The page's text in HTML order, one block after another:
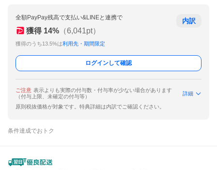
全額PayPay残高で支払い&LINEと連携で
獲得 14% （6,041pt）
獲得のうち13.5%は利用先・期間限定
内訳
ログインして確認
ご注意 表示よりも実際の付与数・付与率が少ない場合があります
（付与上限、未確定の付与等）
詳細
原則税抜価格が対象です。特典詳細は内訳でご確認ください。
条件達成でおトク